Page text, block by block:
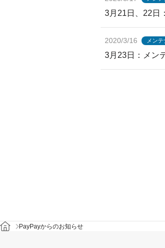
3月21日、22日
2020/3/16 メンテ
3月23日：メン
PayPayからのお知らせ